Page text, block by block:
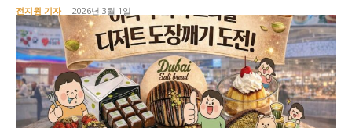
전지원 기자 - 2026년 3월 1일